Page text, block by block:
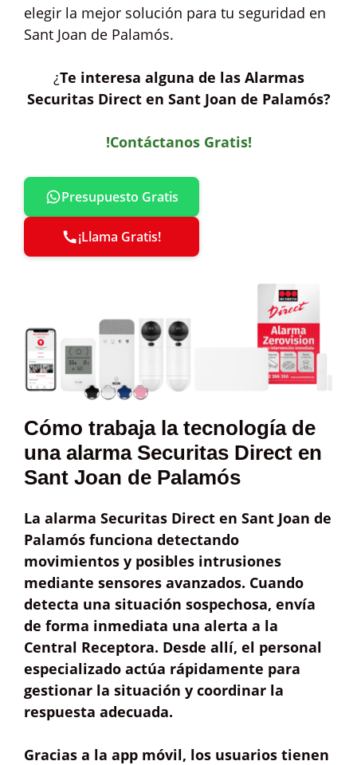
elegir la mejor solución para tu seguridad en
Sant Joan de Palamós.
¿Te interesa alguna de las Alarmas
Securitas Direct en Sant Joan de Palamós?
!Contáctanos Gratis!
Presupuesto Gratis
¡Llama Gratis!
Cómo trabaja la tecnología de
una alarma Securitas Direct en
Sant Joan de Palamós
La alarma Securitas Direct en Sant Joan de
Palamós funciona detectando
movimientos y posibles intrusiones
mediante sensores avanzados. Cuando
detecta una situación sospechosa, envía
de forma inmediata una alerta a la
Central Receptora. Desde allí, el personal
especializado actúa rápidamente para
gestionar la situación y coordinar la
respuesta adecuada.
Gracias a la app móvil, los usuarios tienen